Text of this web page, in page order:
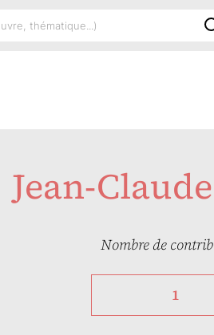
Jean-
Nombre de
1